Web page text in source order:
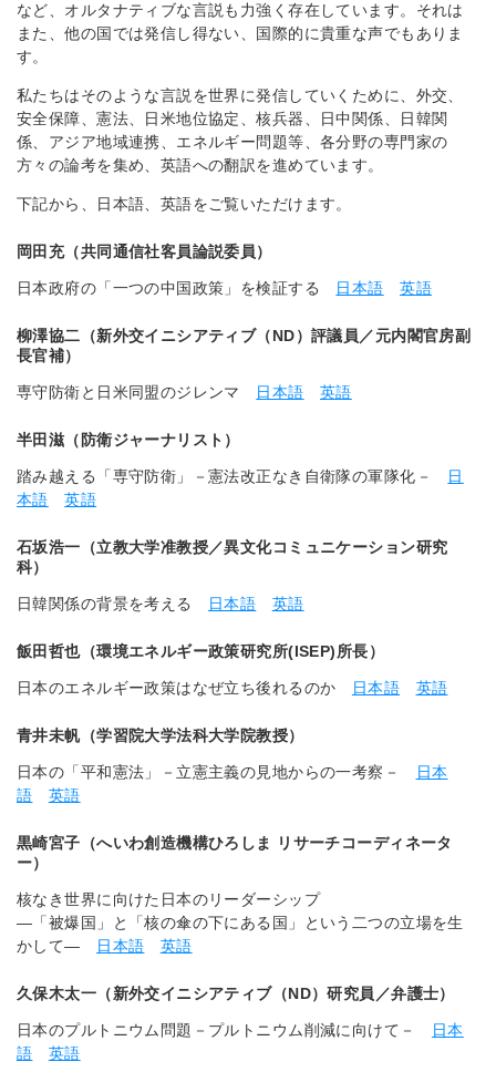
など、オルタナティブな言説も力強く存在しています。それは
また、他の国では発信し得ない、国際的に貴重な声でもありま
す。
私たちはそのような言説を世界に発信していくために、外交、
安全保障、憲法、日米地位協定、核兵器、日中関係、日韓関
係、アジア地域連携、エネルギー問題等、各分野の専門家の
方々の論考を集め、英語への翻訳を進めています。
下記から、日本語、英語をご覧いただけます。
岡田充（共同通信社客員論説委員）
日本政府の「一つの中国政策」を検証する 日本語 英語
柳澤協二（新外交イニシアティブ（ND）評議員／元内閣官房副
長官補）
専守防衛と日米同盟のジレンマ 日本語 英語
半田滋（防衛ジャーナリスト）
踏み越える「専守防衛」－憲法改正なき自衛隊の軍隊化－
日
本語
英語
石坂浩一（立教大学准教授／異文化コミュニケーション研究
科）
日韓関係の背景を考える 日本語 英語
飯田哲也（環境エネルギー政策研究所(ISEP)所長）
日本のエネルギー政策はなぜ立ち後れるのか 日本語 英語
青井未帆（学習院大学法科大学院教授）
日本の「平和憲法」－立憲主義の見地からの一考察－
日本
語
英語
黒崎宮子（へいわ創造機構ひろしま リサーチコーディネータ
ー）
核なき世界に向けた日本のリーダーシップ
―「被爆国」と「核の傘の下にある国」という二つの立場を生
かして―
日本語 英語
久保木太一（新外交イニシアティブ（ND）研究員／弁護士）
日本のプルトニウム問題－プルトニウム削減に向けて－
日本
語
英語